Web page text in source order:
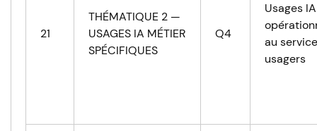
21
THÉMATIQUE 2 —
USAGES IA MÉTIER
SPÉCIFIQUES
Q4
Usages IA
au
usagers